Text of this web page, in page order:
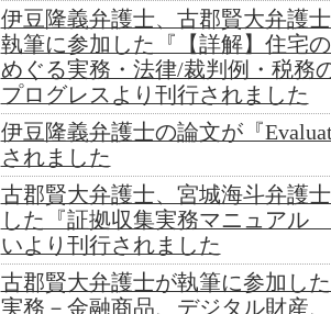
伊豆隆義弁護士、古郡賢大弁護
執筆に参加した『【詳解】住宅
めぐる実務・法律/裁判例・税務
プログレスより刊行されました
伊豆隆義弁護士の論文が『
されました
古郡賢大弁護士、宮城海斗弁護
した『証拠収集実務マニュアル
いより刊行されました
古郡賢大弁護士が執筆に参加し
実務－金融商品、デジタル財産